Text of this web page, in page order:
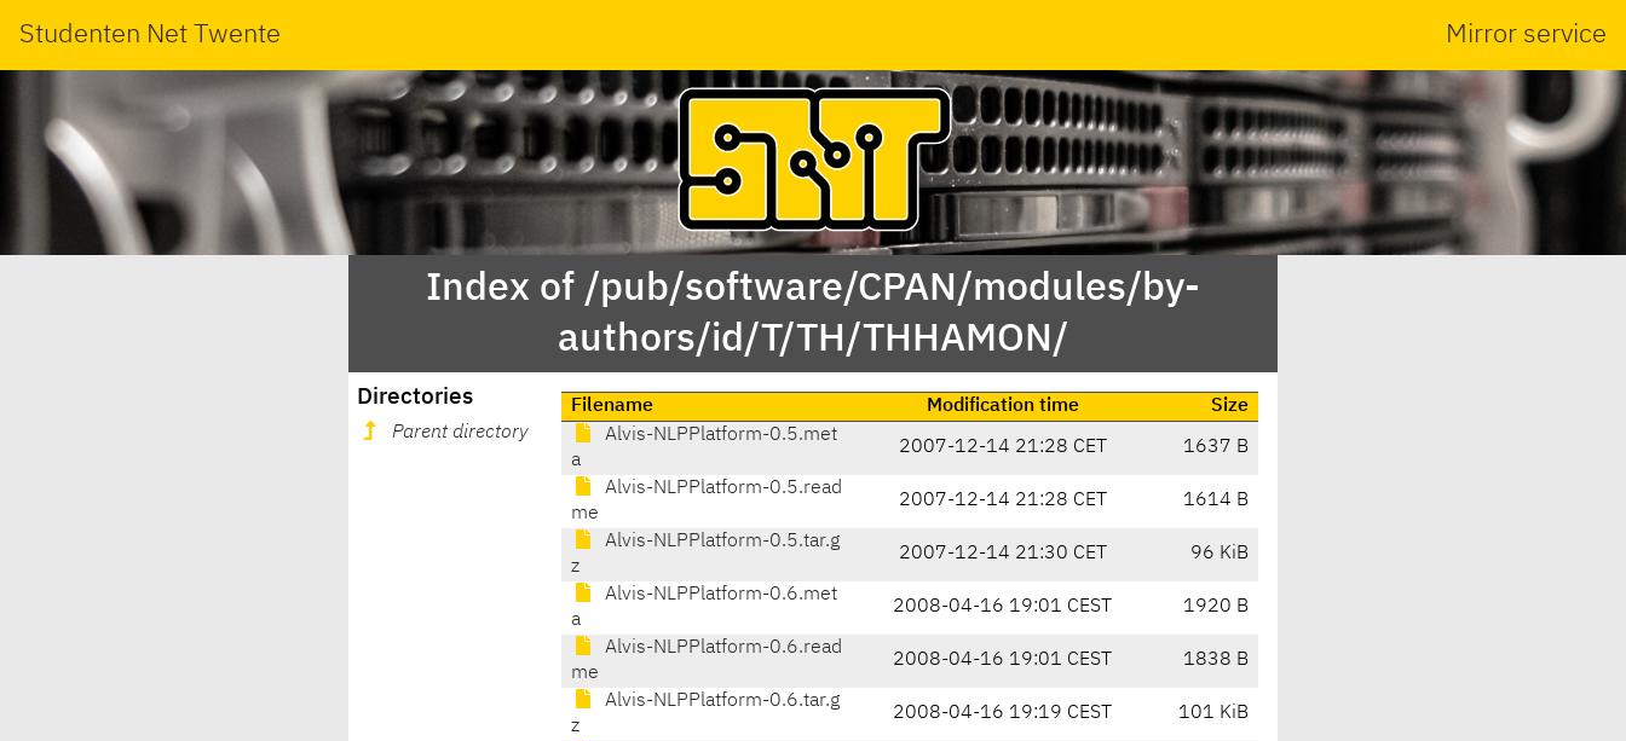
Studenten Net Twente Mirror service
Index of /pub/software/CPAN/modules/by-
authors/id/T/TH/THHAMON/
Directories
Parent directory
Filename Modification time
Size
Alvis-NLPPlatform-0.5.met
a
2007-12-14 21:28 CET 1637 B
Alvis-NLPPlatform-0.5.read
me
2007-12-14 21:28 CET 1614 B
Alvis-NLPPlatform-0.5.tar.g
z
2007-12-14 21:30 CET 96 KiB
Alvis-NLPPlatform-0.6.met
a
2008-04-16 19:01 CEST 1920 B
Alvis-NLPPlatform-0.6.read
me
2008-04-16 19:01 CEST 1838 B
Alvis-NLPPlatform-0.6.tar.g
z
2008-04-16 19:19 CEST 101 KiB